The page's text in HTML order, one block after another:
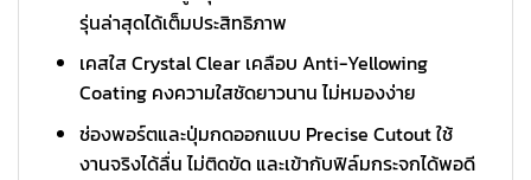
รุ่นล่าสุดได้เต็มประสิทธิภาพ
เคสใส Crystal Clear เคลือบ Anti-Yellowing
Coating คงความใสชัดยาวนาน ไม่หมองง่าย
ช่องพอร์ตและปุ่มกดออกแบบ Precise Cutout ใช้
งานจริงได้ลื่น ไม่ติดขัด และเข้ากับฟิล์มกระจกได้พอดี